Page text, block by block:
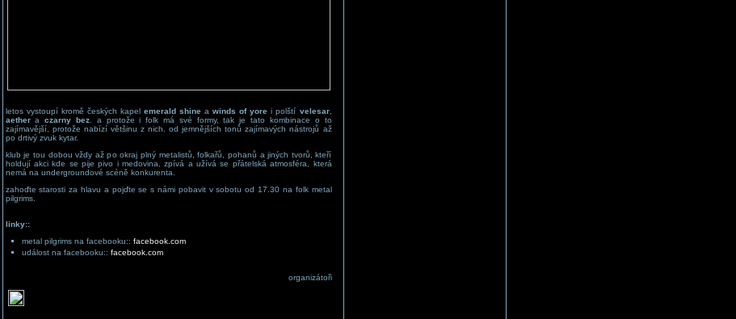
letos vystoupí kromě českých kapel emerald shineawinds of yore i polští velesar,
aetheraczarny bez. a protože i folk má své formy, tak je tato kombinace o to
zajímavější, protože nabízí většinu z nich. od jemnějších tonů zajímavých nástrojů až
po drtivý zvuk kytar.
klub je tou dobou vždy až po okraj plný metalistů, folkařů, pohanů a jiných tvorů, kteří
holdují akci kde se pije pivo i medovina, zpívá a užívá se přátelská atmosféra, která
nemá na undergroundové scéně konkurenta.
zahoďte starosti za hlavu a pojďte se s námi pobavit v sobotu od 17.30 na folk metal
pilgrims.
linky::
metal pilgrims na facebooku:: facebook.com
událost na facebooku:: facebook.com
organizátoři